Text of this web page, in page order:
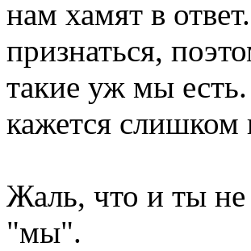
нам хамят в
признаться,
такие уж мы
кажется слишком
Жаль, что и ты не
"мы".